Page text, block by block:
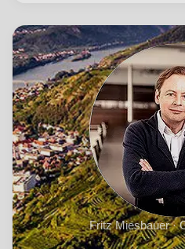
Fritz Miesbauer ·